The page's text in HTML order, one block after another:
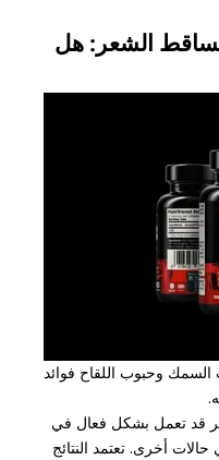
الشعر: هل
وحبوب اللقاح فوائد
قد تعمل بشكل فعال في
أخرى. تعتمد النتائج